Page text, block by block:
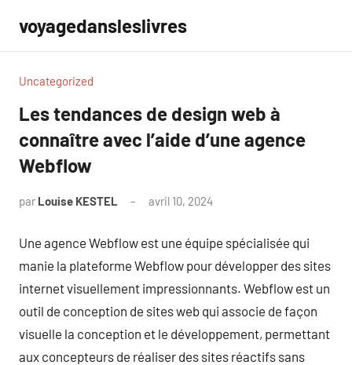
contenu
voyagedansleslivres
Uncategorized
Les tendances de design web à
connaître avec l’aide d’une agence
Webflow
par Louise KESTEL avril 10, 2024
Une agence Webflow est une équipe spécialisée qui
manie la plateforme Webflow pour développer des sites
internet visuellement impressionnants. Webflow est un
outil de conception de sites web qui associe de façon
visuelle la conception et le développement, permettant
aux concepteurs de réaliser des sites réactifs sans